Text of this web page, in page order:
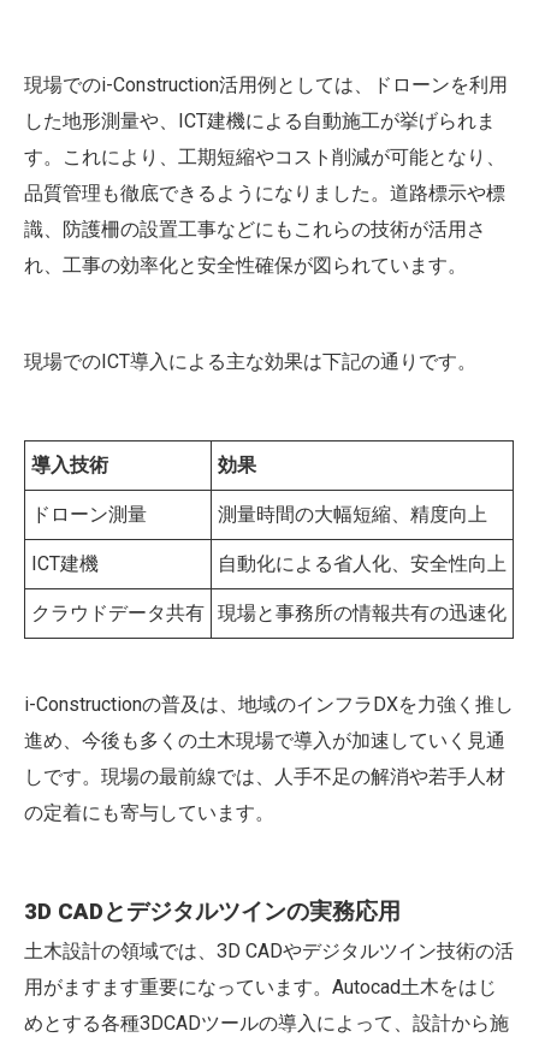
現場でのi-Construction活用例としては、ドローンを利用
した地形測量や、ICT建機による自動施工が挙げられま
す。これにより、工期短縮やコスト削減が可能となり、
品質管理も徹底できるようになりました。道路標示や標
識、防護柵の設置工事などにもこれらの技術が活用さ
れ、工事の効率化と安全性確保が図られています。
現場でのICT導入による主な効果は下記の通りです。
導入技術 効果
ドローン測量 測量時間の大幅短縮、精度向上
ICT建機 自動化による省人化、安全性向上
クラウドデータ共有 現場と事務所の情報共有の迅速化
i-Constructionの普及は、地域のインフラDXを力強く推し
進め、今後も多くの土木現場で導入が加速していく見通
しです。現場の最前線では、人手不足の解消や若手人材
の定着にも寄与しています。
3D CADとデジタルツインの実務応用
土木設計の領域では、3D CADやデジタルツイン技術の活
用がますます重要になっています。Autocad土木をはじ
めとする各種3DCADツールの導入によって、設計から施